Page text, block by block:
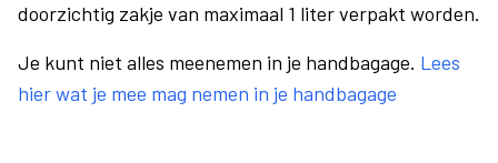
doorzichtig zakje van maximaal 1 liter verpakt worden.
Je kunt niet alles meenemen in je handbagage. Lees
hier wat je mee mag nemen in je handbagage